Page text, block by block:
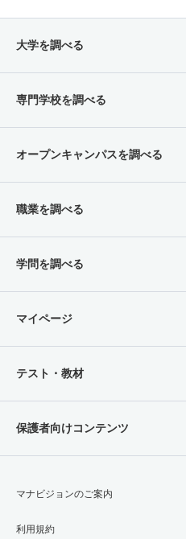
大学を調べる
専門学校を調べる
オープンキャンパスを調べる
職業を調べる
学問を調べる
マイページ
テスト・教材
保護者向けコンテンツ
マナビジョンのご案内
利用規約